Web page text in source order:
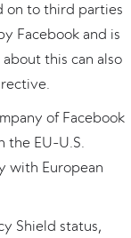
on to third parties
Facebook and is
this can also
of Facebook
the EU-U.S.
with European
Shield status,